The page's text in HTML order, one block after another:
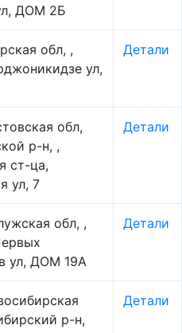
ДОМ 2Б
обл, ,
ул,
Детали
обл,
р-н, ,
ст-ца,
ул, 7
Детали
обл, ,
ул, ДОМ 19А
Детали
р-н,
Детали